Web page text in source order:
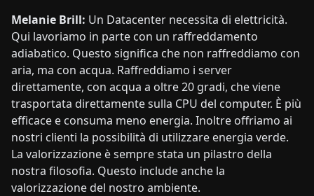
Melanie Brill: Un Datacenter necessita di elettricità.
Qui lavoriamo in parte con un raffreddamento
adiabatico. Questo significa che non raffreddiamo con
aria, ma con acqua. Raffreddiamo i server
direttamente, con acqua a oltre 20 gradi, che viene
trasportata direttamente sulla CPU del computer. È più
efficace e consuma meno energia. Inoltre offriamo ai
nostri clienti la possibilità di utilizzare energia verde.
La valorizzazione è sempre stata un pilastro della
nostra filosofia. Questo include anche la
valorizzazione del nostro ambiente.